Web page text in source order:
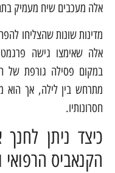
אלה מעכבים שיח מעמיק
מדינות שונות שהצליחו
אלה שאימצו גישה
במקום פסילה גורפת של
מתרחש בין לילה, אך הוא
חסרונותיו.
כיצד ניתן
הקנאביס